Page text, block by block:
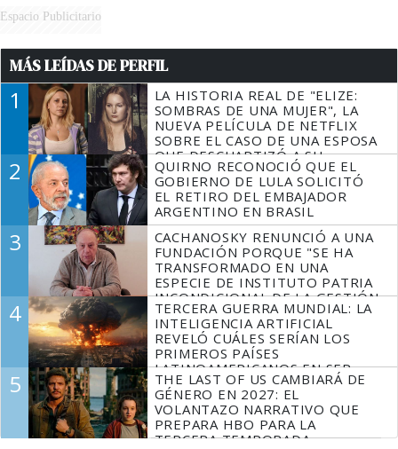
Espacio Publicitario
MÁS LEÍDAS DE PERFIL
1
LA HISTORIA REAL DE "ELIZE:
SOMBRAS DE UNA MUJER", LA
NUEVA PELÍCULA DE NETFLIX
SOBRE EL CASO DE UNA ESPOSA
QUE DESCUARTIZÓ A SU
MARIDO
2
QUIRNO RECONOCIÓ QUE EL
GOBIERNO DE LULA SOLICITÓ
EL RETIRO DEL EMBAJADOR
ARGENTINO EN BRASIL
3
CACHANOSKY RENUNCIÓ A UNA
FUNDACIÓN PORQUE "SE HA
TRANSFORMADO EN UNA
ESPECIE DE INSTITUTO PATRIA
INCONDICIONAL DE LA GESTIÓN
DE MILEI"
4
TERCERA GUERRA MUNDIAL: LA
INTELIGENCIA ARTIFICIAL
REVELÓ CUÁLES SERÍAN LOS
PRIMEROS PAÍSES
LATINOAMERICANOS EN SER
DERROTADOS
5
THE LAST OF US CAMBIARÁ DE
GÉNERO EN 2027: EL
VOLANTAZO NARRATIVO QUE
PREPARA HBO PARA LA
TERCERA TEMPORADA